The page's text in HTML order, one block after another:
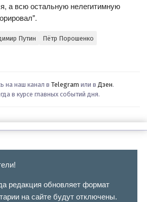
а всю остальную нелегитимную
Путин Пётр Порошенко
на наш канал в Telegram или в Дзен.
в курсе главных событий дня.
редакция обновляет формат
на сайте будут отключены.